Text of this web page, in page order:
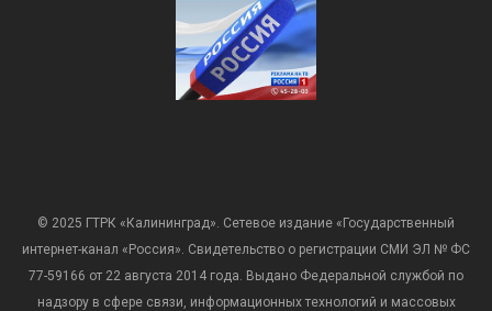
© 2025 ГТРК «Калининград». Сетевое издание «Государственный
интернет-канал «Россия». Свидетельство о регистрации СМИ ЭЛ № ФС
77-59166 от 22 августа 2014 года. Выдано Федеральной службой по
надзору в сфере связи, информационных технологий и массовых